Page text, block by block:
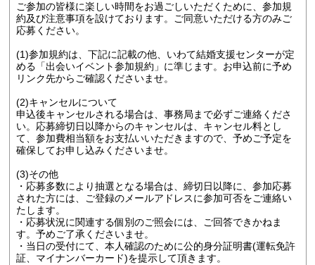
ご参加の皆様に楽しい時間をお過ごしいただくために、参加規
約及び注意事項を設けております。ご同意いただける方のみご
応募ください。
(1)参加規約は、下記に記載の他、いわて結婚支援センターが定
める「出会いイベント参加規約」に準じます。お申込前に予め
リンク先からご確認くださいませ。
(2)キャンセルについて
申込後キャンセルされる場合は、事務局まで必ずご連絡くださ
い。応募締切日以降からのキャンセルは、キャンセル料とし
て、参加費相当額をお支払いいただきますので、予めご予定を
確保してお申し込みくださいませ。
(3)その他
・応募多数により抽選となる場合は、締切日以降に、参加応募
された方には、ご登録のメールアドレスに参加可否をご連絡い
たします。
・応募状況に関連する個別のご照会には、ご回答できかねま
す。予めご了承くださいませ。
・当日の受付にて、本人確認のために公的身分証明書(運転免許
証、マイナンバーカード)を提示して頂きます。